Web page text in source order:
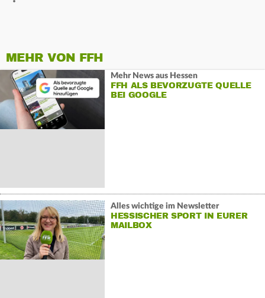
MEHR VON FFH
Mehr News aus Hessen
FFH ALS BEVORZUGTE QUELLE
BEI GOOGLE
Alles wichtige im Newsletter
HESSISCHER SPORT IN EURER
MAILBOX